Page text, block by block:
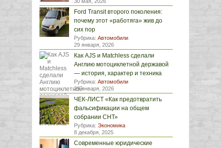
Ford Transit второго поколения:
почему этот «работяга» жив до
сих пор
Рубрика: Автомобили
29 января, 2026
Как AJS и Matchless сделали
Англию мотоциклетной державой
— история, характер и техника
Рубрика: Автомобили
29 января, 2026
ЧЕК-ЛИСТ «Как предотвратить
фальсификации на общем
собрании СНТ»
Рубрика: Экономика
8 декабря, 2025
Современные юридические